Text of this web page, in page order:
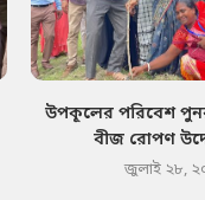
উপকূলের পরিবেশ
বীজ রোপণ
জুলাই ২৮,